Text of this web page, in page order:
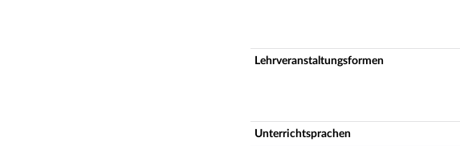
Lehrveranstaltungsformen
Unterrichtsprachen